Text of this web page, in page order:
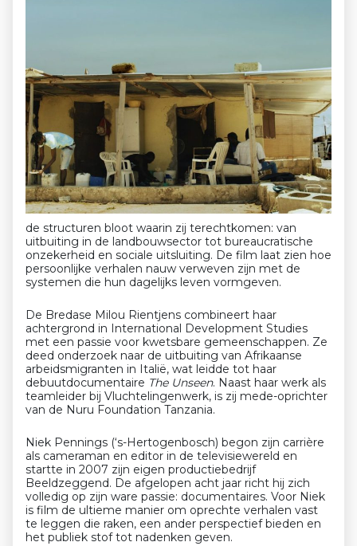
de structuren bloot waarin zij terechtkomen: van
uitbuiting in de landbouwsector tot bureaucratische
onzekerheid en sociale uitsluiting. De film laat zien hoe
persoonlijke verhalen nauw verweven zijn met de
systemen die hun dagelijks leven vormgeven.
De Bredase Milou Rientjens combineert haar
achtergrond in International Development Studies
met een passie voor kwetsbare gemeenschappen. Ze
deed onderzoek naar de uitbuiting van Afrikaanse
arbeidsmigranten in Italië, wat leidde tot haar
debuutdocumentaire The Unseen. Naast haar werk als
teamleider bij Vluchtelingenwerk, is zij mede-oprichter
van de Nuru Foundation Tanzania.
Niek Pennings (‘s-Hertogenbosch) begon zijn carrière
als cameraman en editor in de televisiewereld en
startte in 2007 zijn eigen productiebedrijf
Beeldzeggend. De afgelopen acht jaar richt hij zich
volledig op zijn ware passie: documentaires. Voor Niek
is film de ultieme manier om oprechte verhalen vast
te leggen die raken, een ander perspectief bieden en
het publiek stof tot nadenken geven.